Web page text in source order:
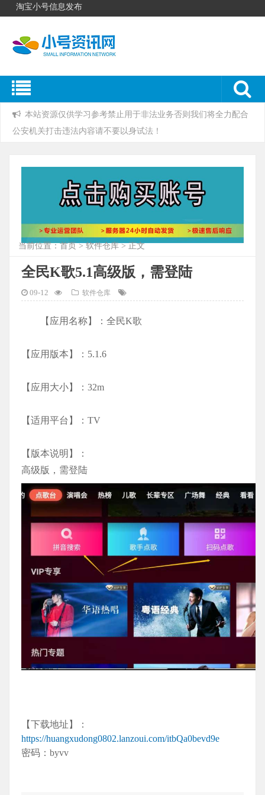
淘宝小号信息发布
本站资源仅供学习参考禁止用于非法业务否则我们将全力配合
公安机关打击违法内容请不要以身试法！
当前位置：首页>软件仓库> 正文
全民K歌5.1高级版，需登陆
09-12 软件仓库
【应用名称】：全民K歌
【应用版本】：5.1.6
【应用大小】：32m
【适用平台】：TV
【版本说明】：
高级版，需登陆
【下载地址】：
https://huangxudong0802.lanzoui.com/itbQa0bevd9e
密码：byvv